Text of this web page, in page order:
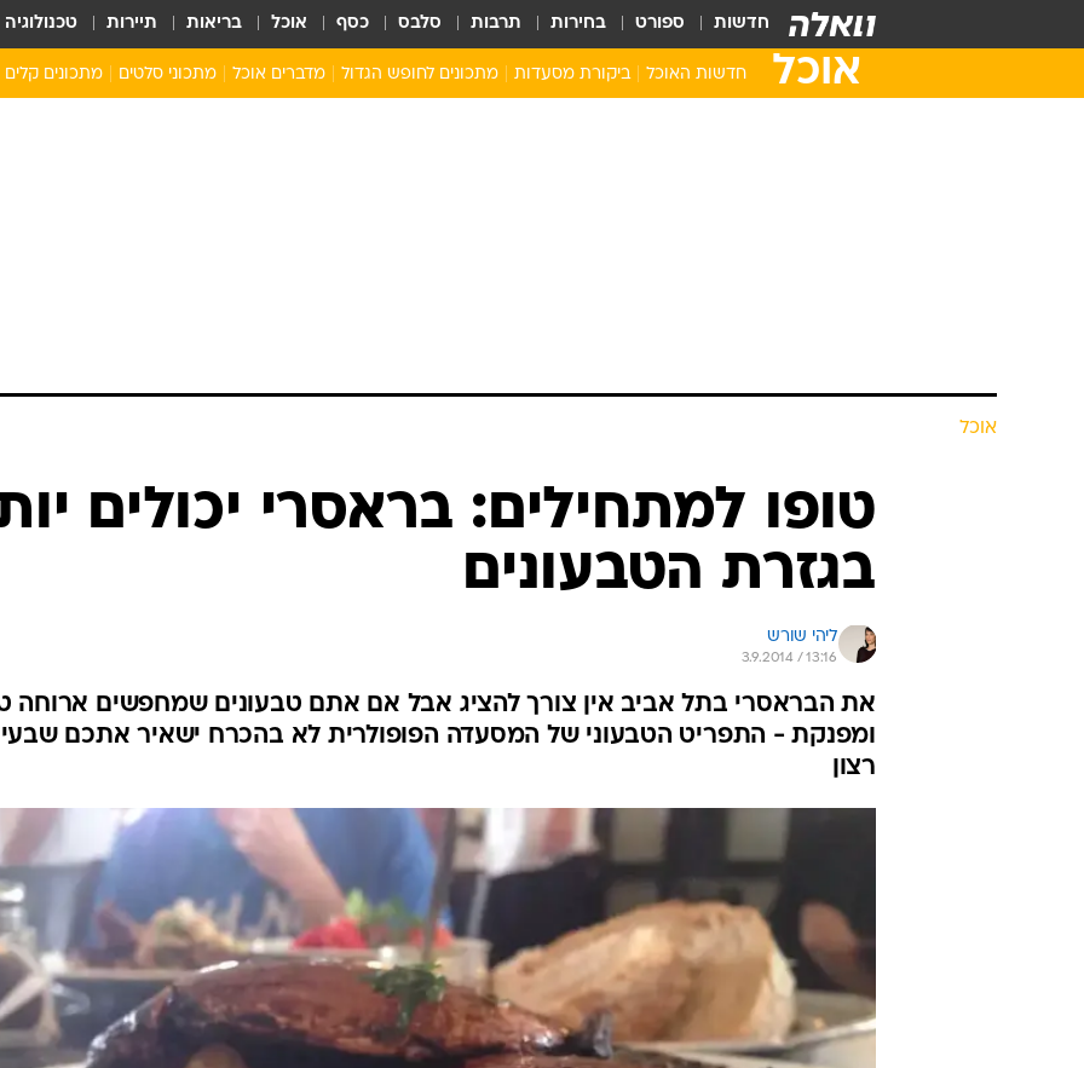
חדשות ספורט בחירות תרבות סלבס כסף אוכל בריאות תיירות טכנולוגיה
אוכל חדשות האוכל ביקורת מסעדות מתכונים לחופש הגדול מדברים אוכל מתכוני סלטים מתכונים קלים
אוכל
טופו למתחילים: בראסרי יכולים
בגזרת הטבעונים
ליהי שורש
3.9.2014 / 13:16
את הבראסרי בתל אביב אין צורך להציג אבל אם אתם טבעונים שמחפשים ארוחה
ומפנקת - התפריט הטבעוני של המסעדה הפופולרית לא בהכרח ישאיר אתכם שבעי
רצון